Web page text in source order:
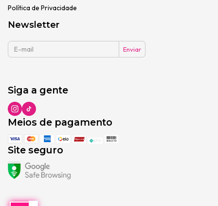
Política de Privacidade
Newsletter
Siga a gente
Meios de pagamento
Site seguro